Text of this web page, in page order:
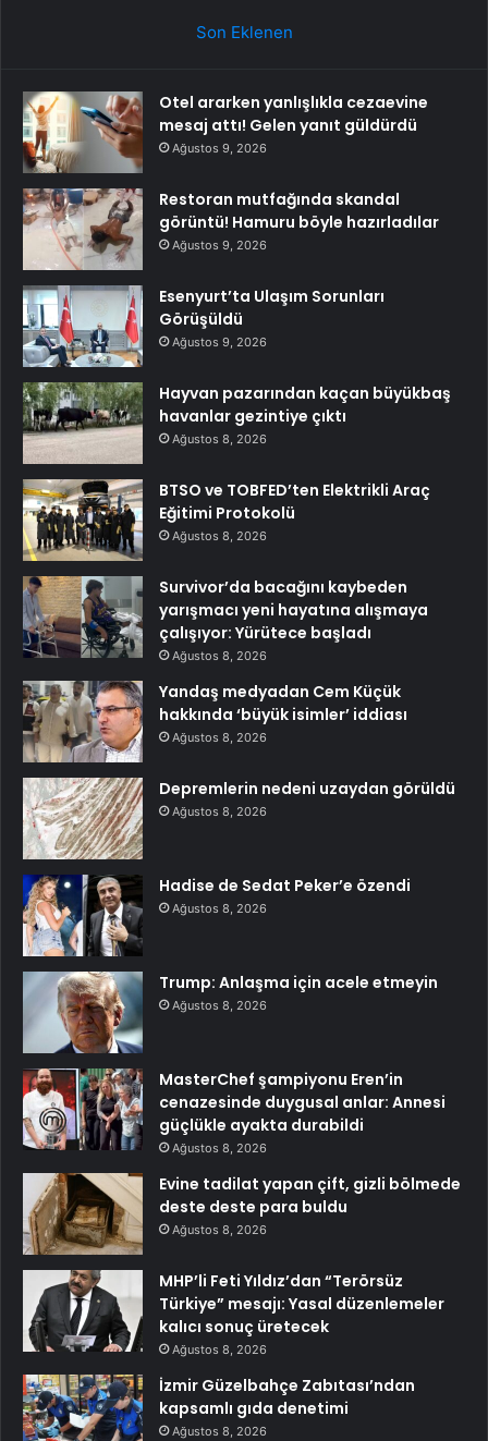
Son Eklenen
Otel ararken yanlışlıkla cezaevine
mesaj attı! Gelen yanıt güldürdü
Ağustos 9, 2026
Restoran mutfağında skandal
görüntü! Hamuru böyle hazırladılar
Ağustos 9, 2026
Esenyurt’ta Ulaşım Sorunları
Görüşüldü
Ağustos 9, 2026
Hayvan pazarından kaçan büyükbaş
havanlar gezintiye çıktı
Ağustos 8, 2026
BTSO ve TOBFED’ten Elektrikli Araç
Eğitimi Protokolü
Ağustos 8, 2026
Survivor’da bacağını kaybeden
yarışmacı yeni hayatına alışmaya
çalışıyor: Yürütece başladı
Ağustos 8, 2026
Yandaş medyadan Cem Küçük
hakkında ‘büyük isimler’ iddiası
Ağustos 8, 2026
Depremlerin nedeni uzaydan görüldü
Ağustos 8, 2026
Hadise de Sedat Peker’e özendi
Ağustos 8, 2026
Trump: Anlaşma için acele etmeyin
Ağustos 8, 2026
MasterChef şampiyonu Eren’in
cenazesinde duygusal anlar: Annesi
güçlükle ayakta durabildi
Ağustos 8, 2026
Evine tadilat yapan çift, gizli bölmede
deste deste para buldu
Ağustos 8, 2026
MHP’li Feti Yıldız’dan “Terörsüz
Türkiye” mesajı: Yasal düzenlemeler
kalıcı sonuç üretecek
Ağustos 8, 2026
İzmir Güzelbahçe Zabıtası’ndan
kapsamlı gıda denetimi
Ağustos 8, 2026